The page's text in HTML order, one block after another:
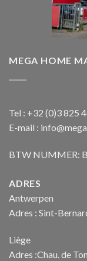
MEGA HOME
Tel : +32 (0)3 825
E-mail :
BTW NUMMER:
ADRES
Antwerpen
Adres : Sint-
Liège
Adres :Chau. de